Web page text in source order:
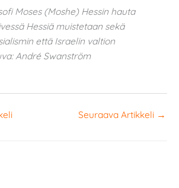
Moses (Moshe) Hessin hauta
Hessiä muistetaan sekä
että Israelin valtion
André Swanström
Seuraava Artikkeli →